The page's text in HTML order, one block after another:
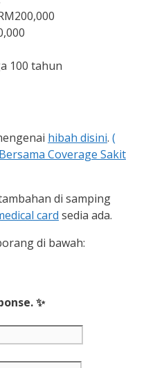
100 tahun
hibah disini. (
Coverage Sakit
di samping
card sedia ada.
di bawah:
✨